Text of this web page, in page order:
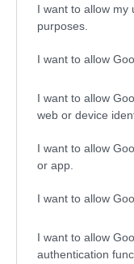
I want to allow my
purposes.
I want to allow
I want to allow
web or device
I want to allow
or app.
I want to allow
I want to allow
authentication
NA WYJEŹDZIE